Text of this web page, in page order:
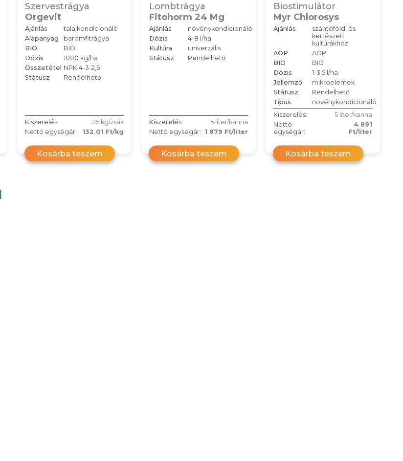
Szervestrágya
Orgevit
Ajánlás
talajkondícionáló
Alapanyag
baromfitrágya
BIO
BIO
Dózis
1000 kg/ha
Összetétel NPK 4-3-2,5
Státusz
Rendelhető
Kiszerelés:
25 kg/zsák
Nettó egységár:
132.01 Ft/kg
Kosárba teszem
Lombtrágya
Fitohorm 24 Mg
Ajánlás
növénykondícionáló
Dózis
4-8 l/ha
Kultúra
univerzális
Státusz
Rendelhető
Kiszerelés:
5 liter/kanna
Nettó egységár: 1 879 Ft/liter
Kosárba teszem
Biostimulátor
Myr Chlorosys
Ajánlás
szántóföldi és
kertészeti
kultúrákhoz
AÖP
AÖP
BIO
BIO
Dózis
1-3,5 l/ha
Jellemző
mikroelemek
Státusz
Rendelhető
Típus
növénykondícionáló
Kiszerelés:
5 liter/kanna
Nettó
egységár:
4 891
Ft/liter
Kosárba teszem